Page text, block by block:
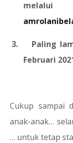
melalui
3. Paling
Februari
Cukup sampai
anak-anak…
… untuk tetap